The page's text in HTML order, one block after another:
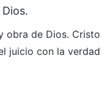
obra de Dios. Cristo
juicio con la verdad